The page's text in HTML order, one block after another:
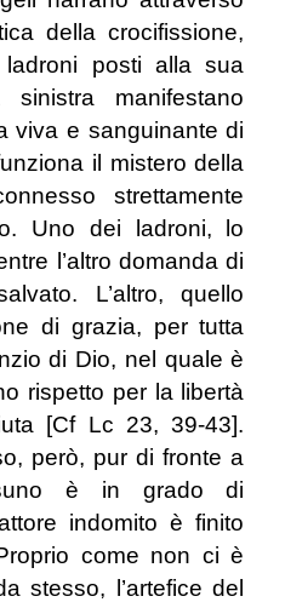
della crocifissione,
posti alla sua
manifestano
viva e sanguinante di
il mistero della
strettamente
Uno dei ladroni, lo
l’altro domanda di
L’altro, quello
di grazia, per tutta
di Dio, nel quale è
rispetto per la libertà
[Cf Lc 23, 39-43].
però, pur di fronte a
è in grado di
indomito è finito
come non ci è
stesso, l’artefice del